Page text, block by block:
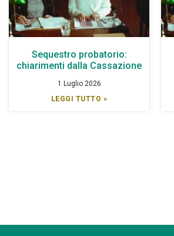
Sequestro probatorio:
chiarimenti dalla Cassazione
1 Luglio 2026
LEGGI TUTTO »